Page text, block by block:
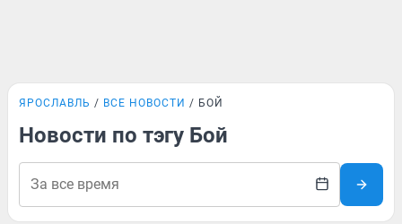
ЯРОСЛАВЛЬ ВСЕ НОВОСТИ БОЙ
Новости по тэгу Бой